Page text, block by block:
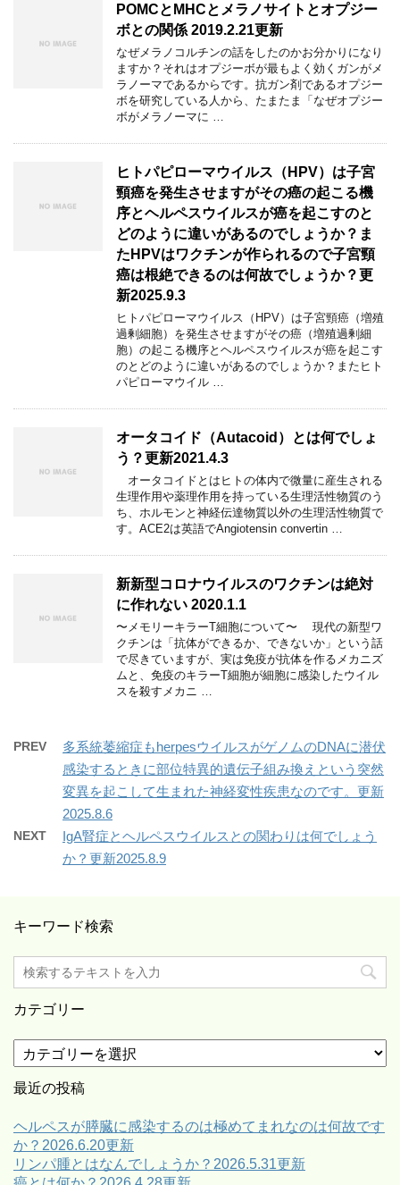
POMCとMHCとメラノサイトとオプジー
ボとの関係 2019.2.21更新
なぜメラノコルチンの話をしたのかお分かりになり
ますか？それはオプジーボが最もよく効くガンがメ
ラノーマであるからです。抗ガン剤であるオプジー
ボを研究している人から、たまたま「なぜオプジー
ボがメラノーマに …
ヒトパピローマウイルス（HPV）は子宮
頸癌を発生させますがその癌の起こる機
序とヘルペスウイルスが癌を起こすのと
どのように違いがあるのでしょうか？ま
たHPVはワクチンが作られるので子宮頸
癌は根絶できるのは何故でしょうか？更
新2025.9.3
ヒトパピローマウイルス（HPV）は子宮頸癌（増殖
過剰細胞）を発生させますがその癌（増殖過剰細
胞）の起こる機序とヘルペスウイルスが癌を起こす
のとどのように違いがあるのでしょうか？またヒト
パピローマウイル …
オータコイド（Autacoid）とは何でしょ
う？更新2021.4.3
オータコイドとはヒトの体内で微量に産生される
生理作用や薬理作用を持っている生理活性物質のう
ち、ホルモンと神経伝達物質以外の生理活性物質で
す。ACE2は英語でAngiotensin convertin …
新新型コロナウイルスのワクチンは絶対
に作れない 2020.1.1
〜メモリーキラーT細胞について〜 現代の新型ワ
クチンは「抗体ができるか、できないか」という話
で尽きていますが、実は免疫が抗体を作るメカニズ
ムと、免疫のキラーT細胞が細胞に感染したウイル
スを殺すメカニ …
PREV
多系統萎縮症もherpesウイルスがゲノムのDNAに潜伏
感染するときに部位特異的遺伝子組み換えという突然
変異を起こして生まれた神経変性疾患なのです。更新
2025.8.6
NEXT
IgA腎症とヘルペスウイルスとの関わりは何でしょう
か？更新2025.8.9
キーワード検索
カテゴリー
テ
ゴ
ー
最近の投稿
ヘルペスが膵臓に感染するのは極めてまれなのは何故です
か？2026.6.20更新
リンパ腫とはなんでしょうか？2026.5.31更新